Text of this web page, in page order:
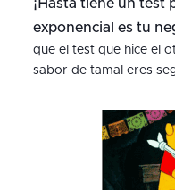
¡Hasta tiene un test
exponencial es tu
que el test que hice el
sabor de tamal eres